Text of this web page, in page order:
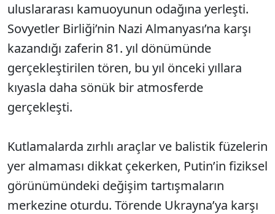
uluslararası kamuoyunun odağına yerleşti.
Sovyetler Birliği’nin Nazi Almanyası’na karşı
kazandığı zaferin 81. yıl dönümünde
gerçekleştirilen tören, bu yıl önceki yıllara
kıyasla daha sönük bir atmosferde
gerçekleşti.
Kutlamalarda zırhlı araçlar ve balistik füzelerin
yer almaması dikkat çekerken, Putin’in fiziksel
görünümündeki değişim tartışmaların
merkezine oturdu. Törende Ukrayna’ya karşı